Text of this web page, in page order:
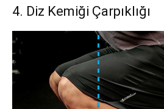
4. Diz Kemiği Çarpıklığı